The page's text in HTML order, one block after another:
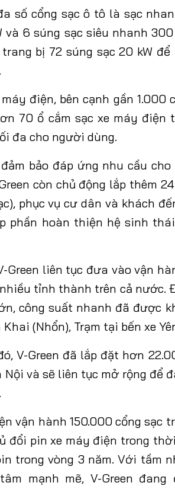
số cổng sạc ô tô là sạc
và 6 súng sạc siêu nhanh
bị 72 súng sạc 20 kW
điện, bên cạnh gần 1.000
70 ổ cắm sạc xe máy điện
đa cho người dùng.
bảo đáp ứng nhu cầu
còn chủ động lắp thêm
phục vụ cư dân và khách
phần hoàn thiện hệ sinh
Green liên tục đưa vào vận
tỉnh thành trên cả nước.
công suất nhanh đã được
Khai (Nhổn), Trạm tại bến xe
V-Green đã lắp đặt hơn
Nội và sẽ liên tục mở rộng để
vận hành 150.000 cổng sạc
đổi pin xe máy điện trong
trong vòng 3 năm. Với tầm
mạnh mẽ, V-Green